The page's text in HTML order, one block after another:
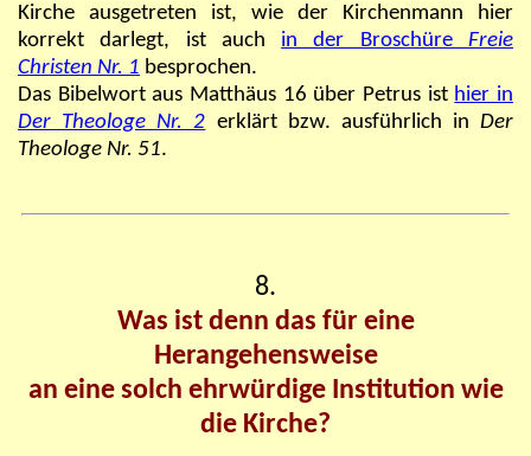
Kirche ausgetreten ist, wie der Kirchenmann hier
korrekt darlegt, ist auch in der BroschüreFreie
Christen Nr. 1 besprochen.
Das Bibelwort aus Matthäus 16 über Petrus ist hier in
Der Theologe Nr. 2 erklärt bzw. ausführlich in Der
Theologe Nr. 51.
8.
Was ist denn das für eine
Herangehensweise
an eine solch ehrwürdige Institution wie
die Kirche?